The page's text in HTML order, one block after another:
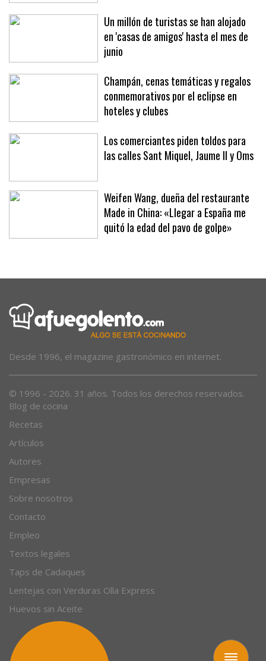
Un millón de turistas se han alojado
en 'casas de amigos' hasta el mes de
junio
Champán, cenas temáticas y regalos
conmemorativos por el eclipse en
hoteles y clubes
Los comerciantes piden toldos para
las calles Sant Miquel, Jaume II y Oms
Weifen Wang, dueña del restaurante
Made in China: «Llegar a España me
quitó la edad del pavo de golpe»
Desde 1996, el magazine gastronómico en internet.
© 1996 - 2026. 31 años. Todos los derechos reservados.
Blog de cocina
Recetas
Artículos
Autores
Empresas
Sobre nosotros
Contacto
Empleo
Textos legales
Taps de Cadaques
Lentejas con Verduras Olla Express
Huevos sin Aceite